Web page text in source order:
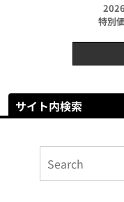
特別
サイト内検索